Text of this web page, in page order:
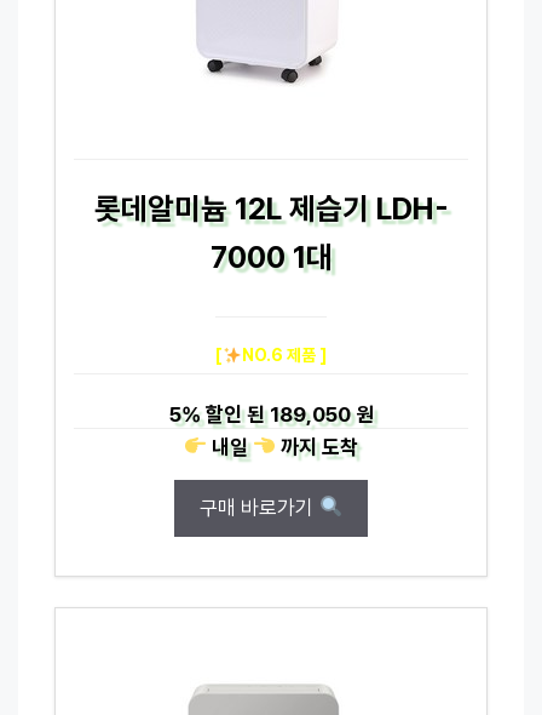
롯데알미늄 12L 제습기 LDH-
7000 1대
[ NO.6 제품 ]
5%할인 된189,050 원
내일
까지도착
구매 바로가기